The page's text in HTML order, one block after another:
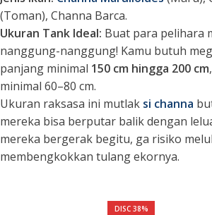
(Toman), Channa Barca.
Ukuran Tank Ideal: Buat para pelihara
nanggung-nanggung! Kamu butuh
panjang minimal 150 cm hingga 200 cm
minimal 60–80 cm.
Ukuran raksasa ini mutlak si channa
mereka bisa berputar balik dengan
mereka bergerak begitu, ga risiko
membengkokkan tulang ekornya.
DISC 38%